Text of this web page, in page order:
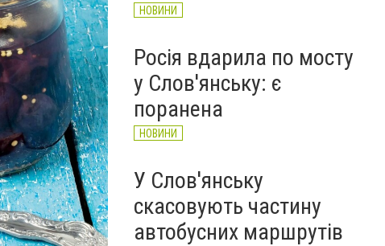
НОВИНИ
Росія вдарила по мосту
у Слов'янську: є
поранена
НОВИНИ
У Слов'янську
скасовують частину
автобусних маршрутів